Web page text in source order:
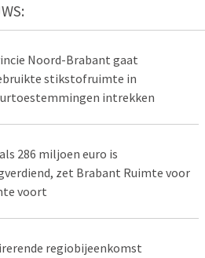
Noord-Brabant gaat
stikstofruimte in
intrekken
286 miljoen euro is
zet Brabant Ruimte voor
voort
regiobijeenkomst